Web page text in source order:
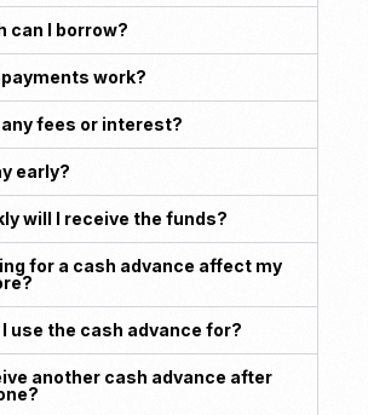
can I borrow?
work?
fees or interest?
early?
will I receive the funds?
for a cash advance affect my
use the cash advance for?
another cash advance after